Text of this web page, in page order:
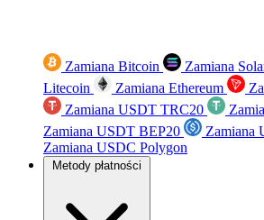
Zamiana Bitcoin Zamiana
Litecoin
Zamiana Ethereum
Zamiana USDT TRC20
Zamiana USDT BEP20
Zamiana
Zamiana USDC Polygon
Metody płatności